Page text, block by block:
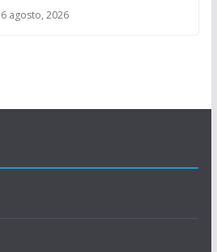
6 agosto, 2026